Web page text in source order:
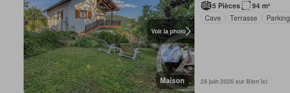
Voir la photo
Maison
5 Pièces
94 m²
Cave
Terrasse Parking
28 juin 2026 sur Bien´ici